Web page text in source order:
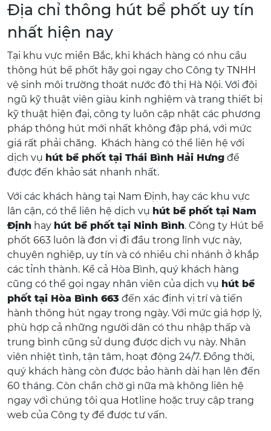
Địa chỉ thông hút bể phốt uy tín
nhất hiện nay
Tại khu vực miền Bắc, khi khách hàng có nhu cầu
thông hút bể phốt hãy gọi ngay cho Công ty TNHH
vệ sinh môi trường thoát nước đô thị Hà Nội. Với đội
ngũ kỹ thuật viên giàu kinh nghiệm và trang thiết bị
kỹ thuật hiện đại, công ty luôn cập nhật các phương
pháp thông hút mới nhất không đập phá, với mức
giá rất phải chăng. Khách hàng có thể liên hệ với
dịch vụ hút bể phốt tại Thái Bình Hải Hưng để
được đến khảo sát nhanh nhất.
Với các khách hàng tại Nam Định, hay các khu vực
lân cận, có thể liên hệ dịch vụ hút bể phốt tại Nam
Định hay hút bể phốt tại Ninh Bình. Công ty Hút bể
phốt 663 luôn là đơn vị đi đầu trong lĩnh vực này,
chuyên nghiệp, uy tín và có nhiều chi nhánh ở khắp
các tỉnh thành. Kể cả Hòa Bình, quý khách hàng
cũng có thể gọi ngay nhân viên của dịch vụ hút bể
phốt tại Hòa Bình 663 đến xác định vị trí và tiến
hành thông hút ngay trong ngày. Với mức giá hợp lý,
phù hợp cả những người dân có thu nhập thấp và
trung bình cũng sử dụng được dịch vụ này. Nhân
viên nhiệt tình, tận tâm, hoạt động 24/7. Đồng thời,
quý khách hàng còn được bảo hành dài hạn lên đến
60 tháng. Còn chần chờ gì nữa mà không liên hệ
ngay với chúng tôi qua Hotline hoặc truy cập trang
web của Công ty để được tư vấn.